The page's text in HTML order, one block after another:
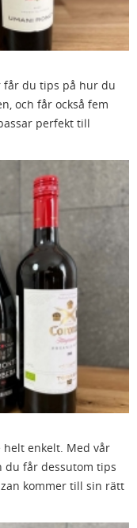
får du tips på hur du
och får också fem
perfekt till
enkelt. Med vår
du får dessutom tips
kommer till sin rätt